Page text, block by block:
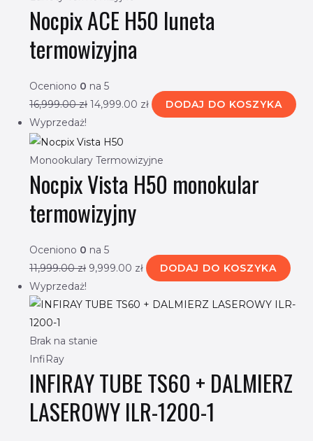
Nocpix ACE H50 luneta
termowizyjna
Oceniono 0 na 5
16,999.00zł 14,999.00 zł
DODAJ DO KOSZYKA
Wyprzedaż!
Monookulary Termowizyjne
Nocpix Vista H50 monokular
termowizyjny
Oceniono 0 na 5
11,999.00zł 9,999.00 zł
DODAJ DO KOSZYKA
Wyprzedaż!
Brak na stanie
InfiRay
INFIRAY TUBE TS60 + DALMIERZ
LASEROWY ILR-1200-1